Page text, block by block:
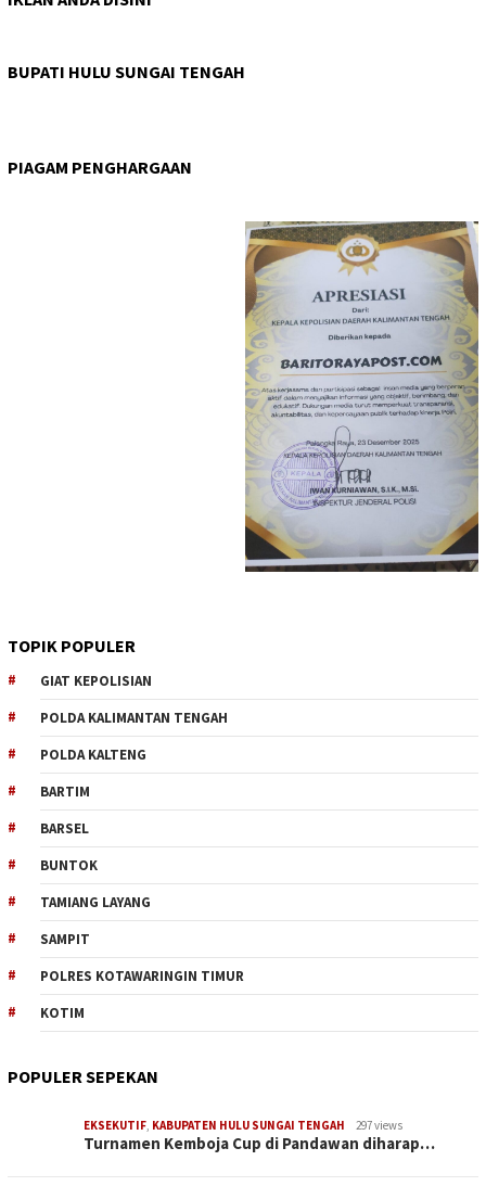
BUPATI HULU SUNGAI TENGAH
PIAGAM PENGHARGAAN
TOPIK POPULER
GIAT KEPOLISIAN
POLDA KALIMANTAN TENGAH
POLDA KALTENG
BARTIM
BARSEL
BUNTOK
TAMIANG LAYANG
SAMPIT
POLRES KOTAWARINGIN TIMUR
KOTIM
POPULER SEPEKAN
EKSEKUTIF KABUPATEN HULU SUNGAI TENGAH 297 views
Turnamen Kemboja Cup di Pandawan diharap…